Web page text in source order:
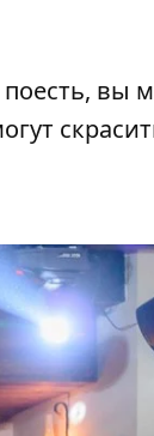
поесть, вы